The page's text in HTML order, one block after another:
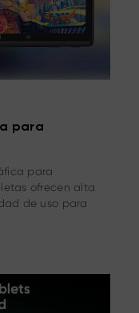
para
para
ofrecen alta
de uso para